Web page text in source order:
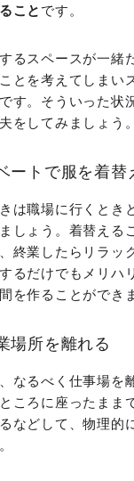
こと です。
るスペースが一緒
とを考えてしまい
す。そういった状
をしてみましょう。
ートで服を着替
は職場に行くとき
しょう。着替える
終業したらリラッ
るだけでもメリハ
を作ることができ
場所を離れる
なるべく仕事場を
ころに座ったまま
などして、物理的